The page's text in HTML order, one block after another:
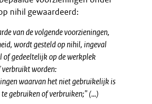
nihil gewaardeerd:
van de volgende voorzieningen,
wordt gesteld op nihil, ingeval
of gedeeltelijk op de werkplek
worden:
waarvan het niet gebruikelijk is
te gebruiken of verbruiken;" (…)